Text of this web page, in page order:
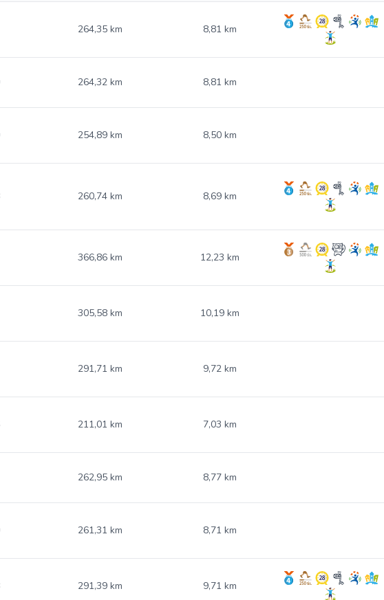
264,35 km 8,81 km
264,32 km 8,81 km
254,89 km 8,50 km
260,74 km 8,69 km
366,86 km 12,23 km
305,58 km 10,19 km
291,71 km 9,72 km
211,01 km 7,03 km
262,95 km 8,77 km
261,31 km 8,71 km
291,39 km 9,71 km